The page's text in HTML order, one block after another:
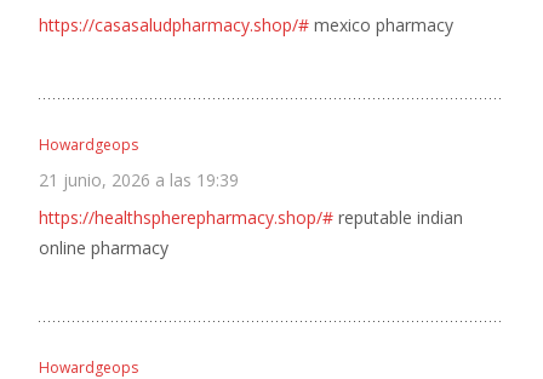
https://casasaludpharmacy.shop/# mexico pharmacy
Howardgeops
21 junio, 2026 a las 19:39
https://healthspherepharmacy.shop/# reputable indian
online pharmacy
Howardgeops